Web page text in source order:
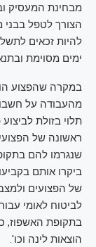
מבחינת המעסיק
הצורך לטפל
להיות זכאים
ימים מסוימת
במקרה שהפצוע
תלוי בזולת
ראשונה של
שנגרמו להם
ביקרו אותם
של הפצועים
לביטוח לאומי
בתקופת האשפוז,
הוצאות לינה וכו'.